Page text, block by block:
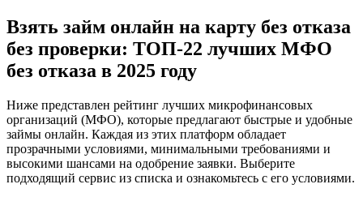
Взять займ онлайн на карту без отказа
без проверки: ТОП-22 лучших МФО
без отказа в 2025 году
Ниже представлен рейтинг лучших микрофинансовых
организаций (МФО), которые предлагают быстрые и удобные
займы онлайн. Каждая из этих платформ обладает
прозрачными условиями, минимальными требованиями и
высокими шансами на одобрение заявки. Выберите
подходящий сервис из списка и ознакомьтесь с его условиями.